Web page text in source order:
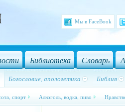
Мы в FaceBook
Библиотека Словарь
Богословие, апологетика Библия
спорт Алкоголь, водка, пиво